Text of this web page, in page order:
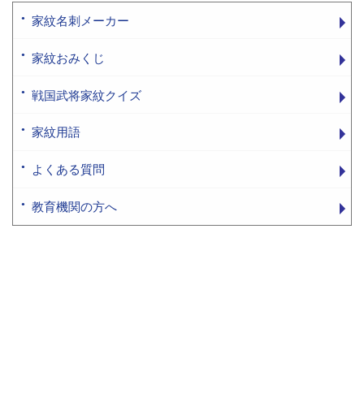
家紋名刺メーカー
家紋おみくじ
戦国武将家紋クイズ
家紋用語
よくある質問
教育機関の方へ